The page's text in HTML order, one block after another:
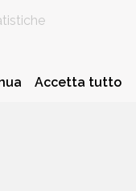
Accetta tutto
MILANO